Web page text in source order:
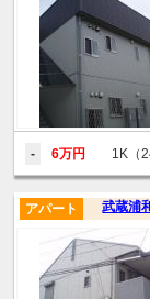
- 6万円 1K（
武蔵浦
アパート